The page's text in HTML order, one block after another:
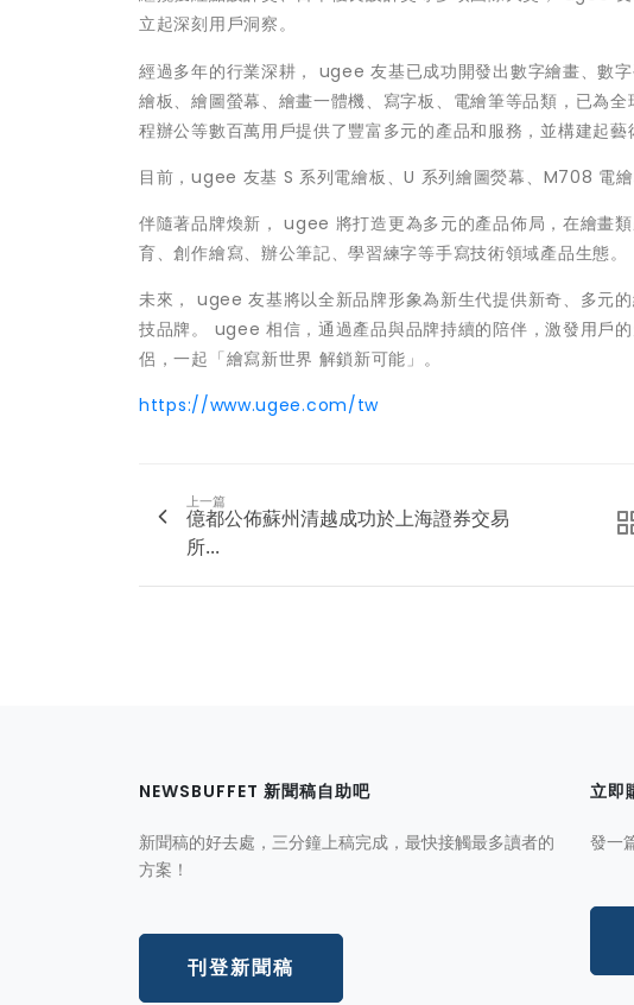
立起深刻用戶洞察。
經過多年的行業深耕， ugee 友基已成功開發出數字繪畫、數
繪板、繪圖螢幕、繪畫一體機、寫字板、電繪筆等品類，已為
程辦公等數百萬用戶提供了豐富多元的產品和服務，並構建起藝
目前，ugee 友基 S 系列電繪板、U 系列繪圖熒幕、M708 電繪
伴隨著品牌煥新， ugee 將打造更為多元的產品佈局，在繪畫
育、創作繪寫、辦公筆記、學習練字等手寫技術領域產品生態。
未來， ugee 友基將以全新品牌形象為新生代提供新奇、多元
技品牌。 ugee 相信，通過產品與品牌持續的陪伴，激發用戶
侶，一起「繪寫新世界 解鎖新可能」。
https://www.ugee.com/tw
上一篇
億都公佈蘇州清越成功於上海證券交易
所...
NEWSBUFFET 新聞稿自助吧
新聞稿的好去處，三分鐘上稿完成，最快接觸最多讀者的
方案！
刊登新聞稿
立即
發一